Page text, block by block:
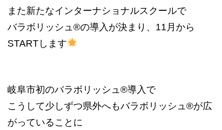
また新たなインターナショナルスクールで
バラボリッシュ ®︎の導入が決まり、 11 月から
STARTします
岐阜市初のバラボリッシュ ®︎導入で
こうして少しずつ県外へもバラボリッシュ ®︎が広
がっていることに